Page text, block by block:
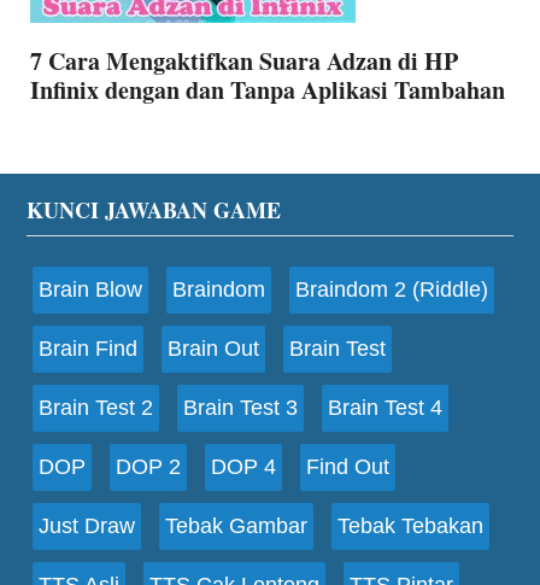
7 Cara Mengaktifkan Suara Adzan di HP
Infinix dengan dan Tanpa Aplikasi Tambahan
Footer
KUNCI JAWABAN GAME
Brain Blow Braindom Braindom 2 (Riddle)
Brain Find Brain Out Brain Test
Brain Test 2 Brain Test 3 Brain Test 4
DOP DOP 2 DOP 4 Find Out
Just Draw Tebak Gambar Tebak Tebakan